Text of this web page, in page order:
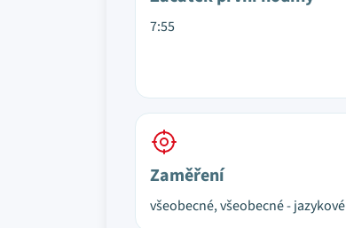
7:55
Zaměření
všeobecné, všeobecné - jazykové